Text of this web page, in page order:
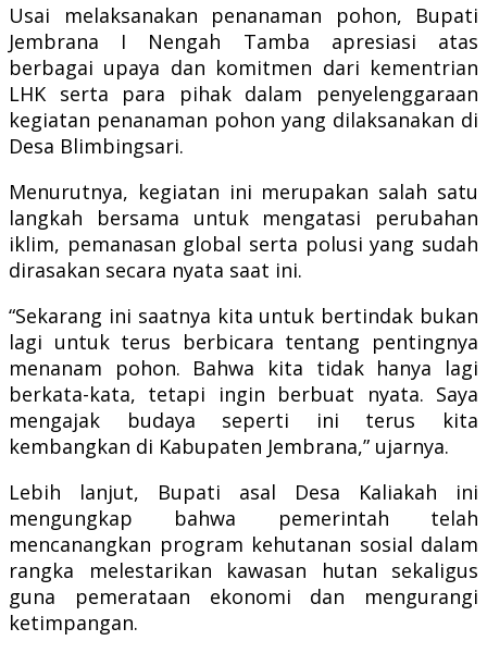
Usai melaksanakan penanaman pohon, Bupati
Jembrana I Nengah Tamba apresiasi atas
berbagai upaya dan komitmen dari kementrian
LHK serta para pihak dalam penyelenggaraan
kegiatan penanaman pohon yang dilaksanakan di
Desa Blimbingsari.
Menurutnya, kegiatan ini merupakan salah satu
langkah bersama untuk mengatasi perubahan
iklim, pemanasan global serta polusi yang sudah
dirasakan secara nyata saat ini.
“Sekarang ini saatnya kita untuk bertindak bukan
lagi untuk terus berbicara tentang pentingnya
menanam pohon. Bahwa kita tidak hanya lagi
berkata-kata, tetapi ingin berbuat nyata. Saya
mengajak budaya seperti ini terus kita
kembangkan di Kabupaten Jembrana,” ujarnya.
Lebih lanjut, Bupati asal Desa Kaliakah ini
mengungkap bahwa pemerintah telah
mencanangkan program kehutanan sosial dalam
rangka melestarikan kawasan hutan sekaligus
guna pemerataan ekonomi dan mengurangi
ketimpangan.